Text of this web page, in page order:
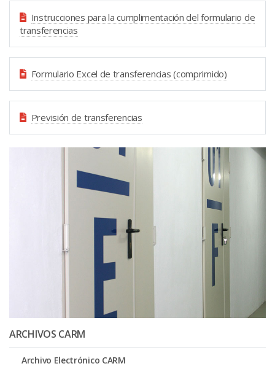
Instrucciones para la cumplimentación del formulario de
transferencias
Formulario Excel de transferencias (comprimido)
Previsión de transferencias
ARCHIVOS CARM
Archivo Electrónico CARM